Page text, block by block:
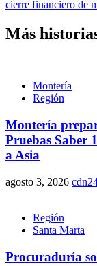
cierre financiero de
Más
Montería
Región
Montería
Pruebas Saber
a Asia
agosto 3, 2026
Región
Santa Marta
Procuraduría